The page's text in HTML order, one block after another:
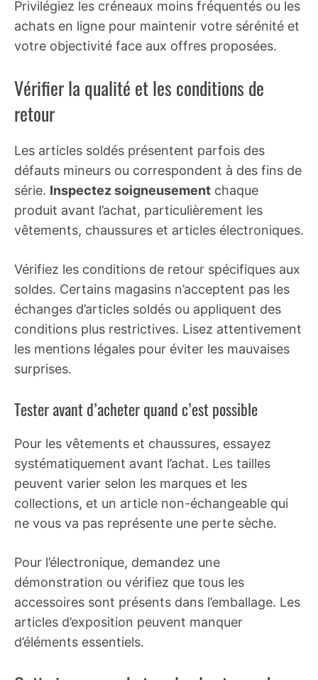
Privilégiez les créneaux moins fréquentés ou les
achats en ligne pour maintenir votre sérénité et
votre objectivité face aux offres proposées.
Vérifier la qualité et les conditions de
retour
Les articles soldés présentent parfois des
défauts mineurs ou correspondent à des fins de
série. Inspectez soigneusement chaque
produit avant l’achat, particulièrement les
vêtements, chaussures et articles électroniques.
Vérifiez les conditions de retour spécifiques aux
soldes. Certains magasins n’acceptent pas les
échanges d’articles soldés ou appliquent des
conditions plus restrictives. Lisez attentivement
les mentions légales pour éviter les mauvaises
surprises.
Tester avant d’acheter quand c’est possible
Pour les vêtements et chaussures, essayez
systématiquement avant l’achat. Les tailles
peuvent varier selon les marques et les
collections, et un article non-échangeable qui
ne vous va pas représente une perte sèche.
Pour l’électronique, demandez une
démonstration ou vérifiez que tous les
accessoires sont présents dans l’emballage. Les
articles d’exposition peuvent manquer
d’éléments essentiels.